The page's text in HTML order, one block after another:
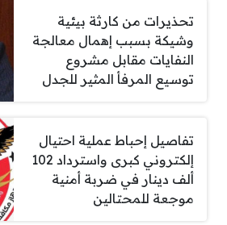
تحذيرات من كارثة بيئية
وشيكة بسبب إهمال معالجة
النفايات مقابل مشروع
توسيع المرفأ المثير للجدل
تفاصيل إحباط عملية احتيال
إلكتروني كبرى واسترداد 102
ألف دينار في ضربة أمنية
موجعة للمحتالين